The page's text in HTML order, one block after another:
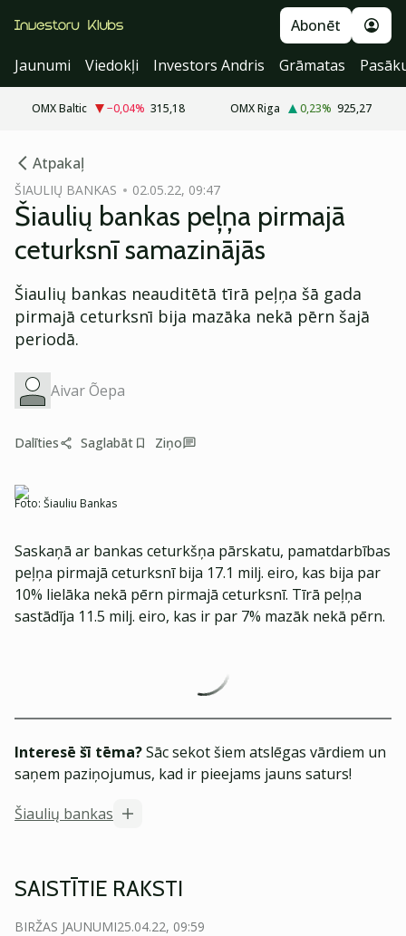
Abonēt
Jaunumi
Viedokļi Investors Andris Grāmatas
OMX Baltic −0,04% 315,18 OMX Riga 0,23% 925,27
Atpakaļ
ŠIAULIŲ BANKAS 02.05.22, 09:47
Šiaulių bankas peļņa pirmajā
ceturksnī samazinājās
Šiaulių bankas neauditētā tīrā peļņa šā gada
pirmajā ceturksnī bija mazāka nekā pērn šajā
periodā.
Aivar Õepa
Dalīties Saglabāt Ziņo
Foto: Šiauliu Bankas
Saskaņā ar bankas ceturkšņa pārskatu, pamatdarbības
peļņa pirmajā ceturksnī bija 17.1 milj. eiro, kas bija par
10% lielāka nekā pērn pirmajā ceturksnī. Tīrā peļņa
sastādīja 11.5 milj. eiro, kas ir par 7% mazāk nekā pērn.
Interesē šī tēma?Sāc sekot šiem atslēgas vārdiem un
saņem paziņojumus, kad ir pieejams jauns saturs!
Šiaulių bankas
SAISTĪTIE RAKSTI
BIRŽAS JAUNUMI25.04.22, 09:59